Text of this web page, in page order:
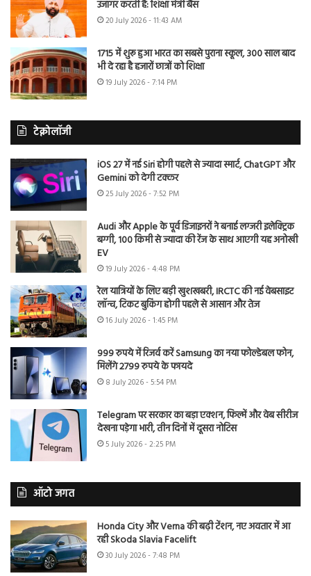
उजागर करती है: शिक्षा मंत्री बैंस
20 July 2026 - 11:43 AM
1715 में शुरू हुआ भारत का सबसे पुराना स्कूल, 300 साल बाद
भी दे रहा है हजारों छात्रों को शिक्षा
19 July 2026 - 7:14 PM
टेक्नोलॉजी
iOS 27 में नई Siri होगी पहले से ज्यादा स्मार्ट, ChatGPT और
Gemini को देगी टक्कर
25 July 2026 - 7:52 PM
Audi और Apple के पूर्व डिजाइनरों ने बनाई लग्जरी इलेक्ट्रिक
बग्गी, 100 किमी से ज्यादा की रेंज के साथ आएगी यह अनोखी
EV
19 July 2026 - 4:48 PM
रेल यात्रियों के लिए बड़ी खुशखबरी, IRCTC की नई वेबसाइट
लॉन्च, टिकट बुकिंग होगी पहले से आसान और तेज
16 July 2026 - 1:45 PM
999 रुपये में रिजर्व करें Samsung का नया फोल्डेबल फोन,
मिलेंगे 2799 रुपये के फायदे
8 July 2026 - 5:54 PM
Telegram पर सरकार का बड़ा एक्शन, फिल्में और वेब सीरीज
देखना पड़ेगा भारी, तीन दिनों में दूसरा नोटिस
5 July 2026 - 2:25 PM
ऑटो जगत
Honda City और Verna की बढ़ी टेंशन, नए अवतार में आ
रही Skoda Slavia Facelift
30 July 2026 - 7:48 PM